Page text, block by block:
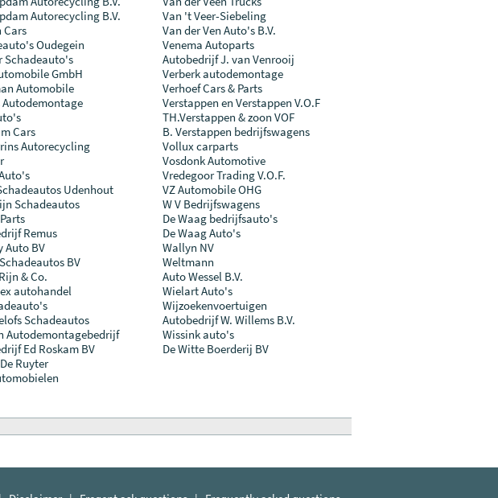
Autorecycling B.V.
Cars
Oudegein
Schadeauto's
GmbH
Automobile
Autodemontage
Cars
Autorecycling
Udenhout
Schadeautos
Remus
Auto BV
BV
& Co.
autohandel
Schadeautos
Autodemontagebedrijf
Ed Roskam BV
Ruyter
Van 't Veer-Siebeling
Van der Ven Auto's B.V.
Venema Autoparts
Autobedrijf J. van Venrooij
Verberk autodemontage
Verhoef Cars & Parts
Verstappen en Verstappen V.O.F
TH.Verstappen & zoon VOF
B. Verstappen bedrijfswagens
Vollux carparts
Vosdonk Automotive
Vredegoor Trading V.O.F.
VZ Automobile OHG
W V Bedrijfswagens
De Waag bedrijfsauto's
De Waag Auto's
Wallyn NV
Weltmann
Auto Wessel B.V.
Wielart Auto's
Wijzoekenvoertuigen
Autobedrijf W. Willems B.V.
Wissink auto's
De Witte Boerderij BV